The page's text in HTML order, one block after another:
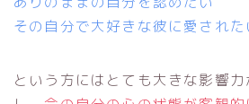
その自分で大好きな彼に愛された
という方にはとても大きな影響